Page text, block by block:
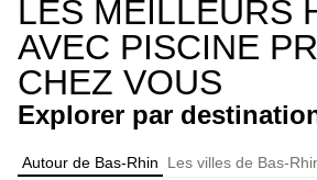
LES MEILLEURS
AVEC PISCINE
CHEZ VOUS
Explorer par
Autour de Bas-Rhin Les villes de Bas-